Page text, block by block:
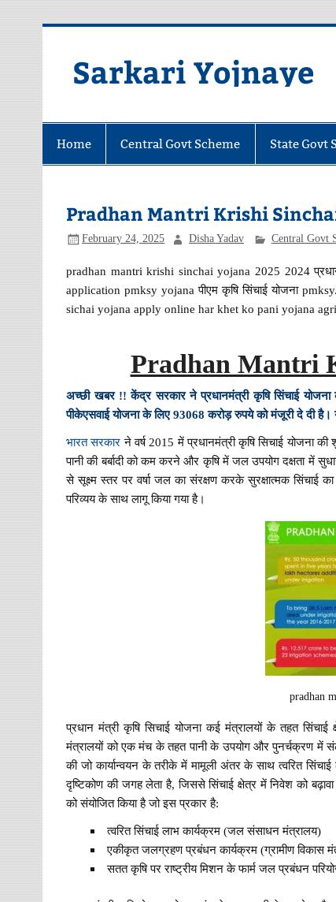
Sarkari Yojnaye
Home Central Govt Scheme State Govt
Pradhan Mantri Krishi Sinchai
February 24, 2025 Disha Yadav Central Govt
pradhan mantri krishi sinchai yojana 2025 2024
application pmksy yojana पीएम कृषि सिंचाई योजना
sichai yojana apply online har khet ko pani yojana
Pradhan Mantri
अच्छी खबर !! केंद्र सरकार ने प्रधानमंत्री कृषि सिंचाई योजना
पीकेएसवाई योजना के लिए 93068 करोड़ रुपये को मंजूरी दे दी है।
भारत सरकार ने वर्ष 2015 में प्रधानमंत्री कृषि सिचाई योजना
पानी की बर्बादी को कम करने और कृषि में जल उपयोग दक्षता में
से सूक्ष्म स्तर पर वर्षा जल का संरक्षण करके सुरक्षात्मक सिंचाई
परिव्यय के साथ लागू किया गया है।
pradhan
प्रधान मंत्री कृषि सिचाई योजना कई मंत्रालयों के तहत
मंत्रालयों को एक मंच के तहत पानी के उपयोग और पुनर्चक्रण में
की जो कार्यान्वयन के तरीके में मामूली अंतर के साथ त्वरित
दृष्टिकोण की जगह लेता है, जिससे सिंचाई क्षेत्र में निवेश को
को संयोजित किया है जो इस प्रकार है:
त्वरित सिंचाई लाभ कार्यक्रम (जल संसाधन मंत्रालय)
एकीकृत जलग्रहण प्रबंधन कार्यक्रम (ग्रामीण विकास
सतत कृषि पर राष्ट्रीय मिशन के फार्म जल प्रबंधन